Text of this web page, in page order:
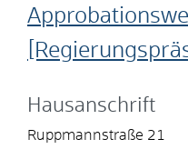
Hausanschrift
Ruppmannstraße 21